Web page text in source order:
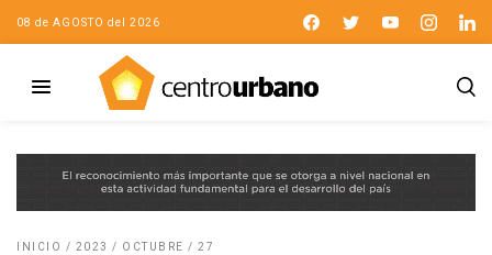
08 de AGOSTO del 2026
INICIO / 2023 / OCTUBRE / 27